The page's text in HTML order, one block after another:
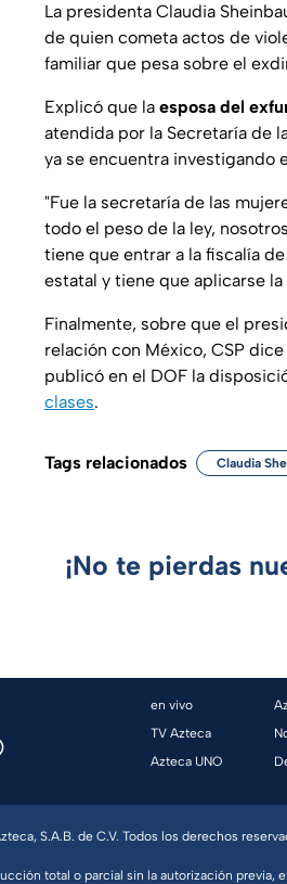
La presidenta Claudia
de quien cometa actos de
familiar que pesa sobre el
Explicó que la esposa del
atendida por la Secretaría de
ya se encuentra investigando
"Fue la secretaría de las
todo el peso de la ley,
tiene que entrar a la fiscalía
estatal y tiene que aplicarse
Finalmente, sobre que el
relación con México, CSP
publicó en el DOF la
clases.
Tags relacionados Claudia
¡No te pierdas
en vivo
TV Azteca
Azteca UNO
S.A.B. de C.V. Todos los derechos
total o parcial sin la autorización previa,